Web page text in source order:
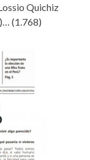
Quichiz
(1.768)